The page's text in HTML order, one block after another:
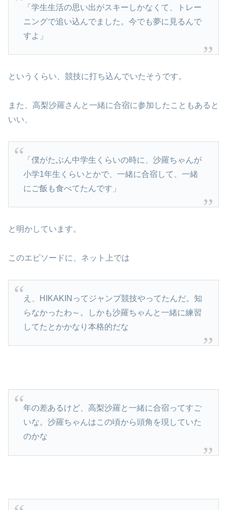
「学生生活の思い出がスキーしかなくて、トレー
ニングで追い込んでました。今でも夢に見るんで
すよ」
というくらい、競技に打ち込んでいたそうです。
また、高梨沙羅さんと一緒に合宿に参加したこともあると
いい、
「僕がたぶん中学生くらいの時に、沙羅ちゃんが
小学1年生くらいとかで、一緒に合宿して、一緒
にご飯も食べてたんです」
と明かしています。
このエピソードに、ネット上では
え、HIKAKINってジャンプ競技やってたんだ。知
らなかったわ～。しかも沙羅ちゃんと一緒に練習
してたとかかなり本格的だな
年の差あるけど、高梨沙羅と一緒に合宿ってすご
いな。沙羅ちゃんはこの頃から頭角を現していた
のかな